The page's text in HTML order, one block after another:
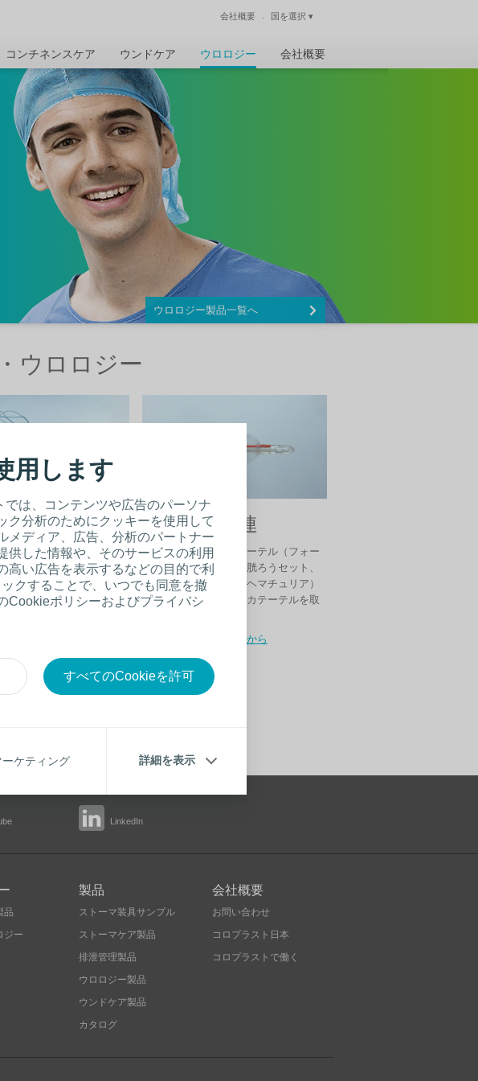
用します
は、コンテンツや広告のパーソナ
ク分析のためにクッキーを使用して
メディア、広告、分析のパートナー
供した情報や、そのサービスの利用
高い広告を表示するなどの目的で利
クすることで、いつでも同意を撤
Cookieポリシーおよびプライバシ
すべてのCookieを許可
ーケティング 詳細を表示
閉じる
会社概要 国を選択 ▾
コンチネンスケア ウンドケア ウロロジー 会社概要
ウロロジー製品一覧へ
ウロロジー
ウロロジー
（DJステント）や尿管ア
、結石除去用バスケット
腎ろうセットなど泌尿器
連製品をポルジェスブラ
下部尿路関連
膀胱留置バルーンカテーテル（フォー
リーカテーテル）、膀胱ろうセット、
圧迫止血カテーテル（ヘマチュリア）
などの泌尿器科領域のカテーテルを取
製品と治療法はこちらから
管しております。
LinkedIn
品
ジー
製品
ストーマ装具サンプル
ストーマケア製品
排泄管理製品
ウロロジー製品
ウンドケア製品
カタログ
会社概要
お問い合わせ
コロプラスト日本
コロプラストで働く